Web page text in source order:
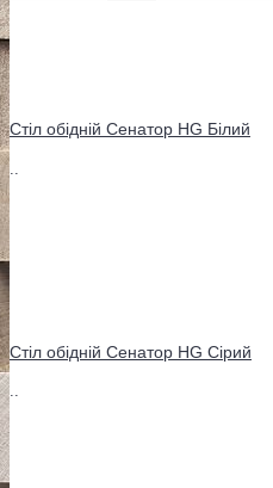
Стіл обідній Сенатор HG Білий
Стіл обідній Сенатор HG Сірий
..